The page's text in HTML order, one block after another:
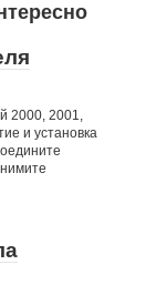
2000, 2001,
и установка